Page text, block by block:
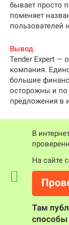
бывает просто
поменяет
пользователей
Вывод
Tender Expert —
компания.
большие
осторожны и по
предложения в
В
На сайте
Там
способы